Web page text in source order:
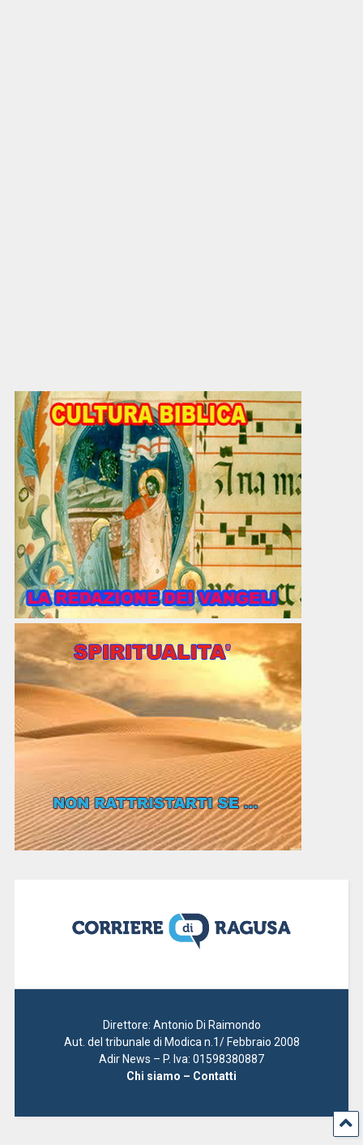
Direttore: Antonio Di Raimondo
Aut. del tribunale di Modica n.1/ Febbraio 2008
Adir News – P. Iva: 01598380887
Chi siamo – Contatti